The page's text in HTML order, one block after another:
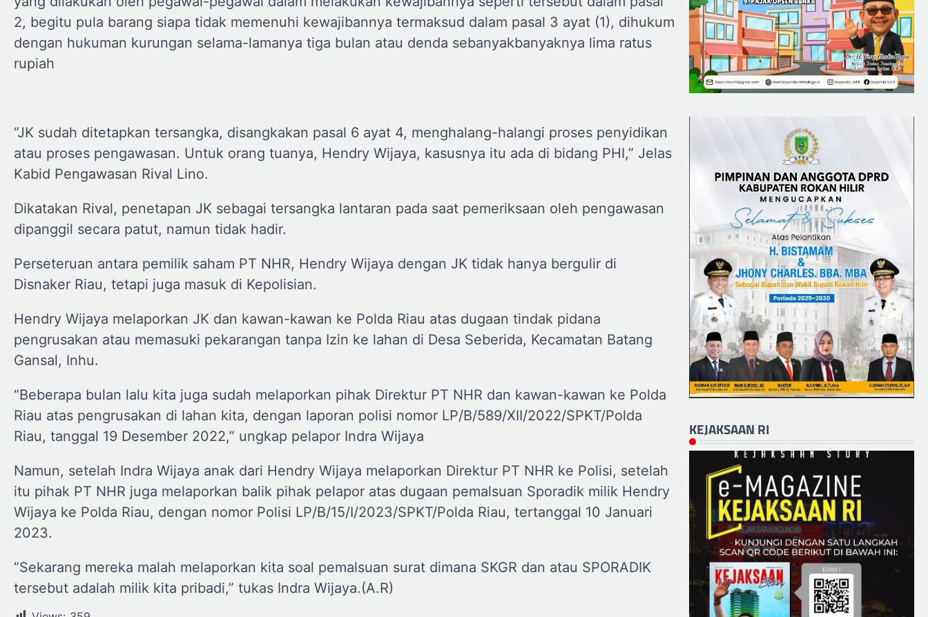
2, begitu pula barang siapa tidak memenuhi kewajibannya termaksud dalam pasal 3 ayat (1), dihukum
dengan hukuman kurungan selama-lamanya tiga bulan atau denda sebanyakbanyaknya lima ratus
rupiah
“JK sudah ditetapkan tersangka, disangkakan pasal 6 ayat 4, menghalang-halangi proses penyidikan
atau proses pengawasan. Untuk orang tuanya, Hendry Wijaya, kasusnya itu ada di bidang PHI,” Jelas
Kabid Pengawasan Rival Lino.
Dikatakan Rival, penetapan JK sebagai tersangka lantaran pada saat pemeriksaan oleh pengawasan
dipanggil secara patut, namun tidak hadir.
Perseteruan antara pemilik saham PT NHR, Hendry Wijaya dengan JK tidak hanya bergulir di
Disnaker Riau, tetapi juga masuk di Kepolisian.
Hendry Wijaya melaporkan JK dan kawan-kawan ke Polda Riau atas dugaan tindak pidana
pengrusakan atau memasuki pekarangan tanpa Izin ke lahan di Desa Seberida, Kecamatan Batang
Gansal, Inhu.
“Beberapa bulan lalu kita juga sudah melaporkan pihak Direktur PT NHR dan kawan-kawan ke Polda
Riau atas pengrusakan di lahan kita, dengan laporan polisi nomor LP/B/589/XII/2022/SPKT/Polda
Riau, tanggal 19 Desember 2022,” ungkap pelapor Indra Wijaya
Namun, setelah Indra Wijaya anak dari Hendry Wijaya melaporkan Direktur PT NHR ke Polisi, setelah
itu pihak PT NHR juga melaporkan balik pihak pelapor atas dugaan pemalsuan Sporadik milik Hendry
Wijaya ke Polda Riau, dengan nomor Polisi LP/B/15/I/2023/SPKT/Polda Riau, tertanggal 10 Januari
2023.
“Sekarang mereka malah melaporkan kita soal pemalsuan surat dimana SKGR dan atau SPORADIK
tersebut adalah milik kita pribadi,” tukas Indra Wijaya.(A.R)
KEJAKSAAN RI